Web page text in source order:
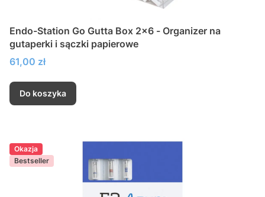
Endo-Station Go Gutta Box 2x6 - Organizer na
gutaperki i sączki papierowe
Cena
61,00 zł
Do koszyka
Okazja
Bestseller